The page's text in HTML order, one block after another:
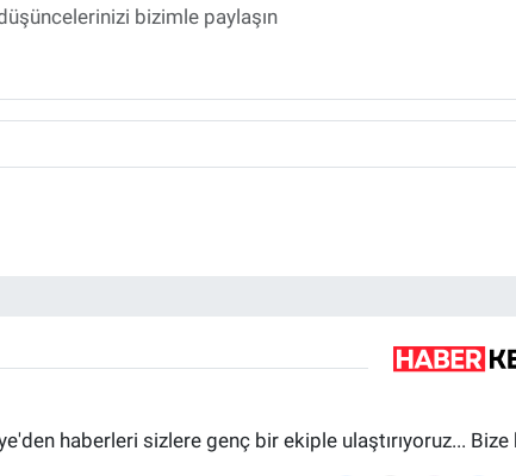
haberleri sizlere genç bir ekiple ulaştırıyoruz...